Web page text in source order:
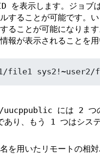
を表示します。ジョブ
することが可能です。
ることが可能になりま
報が表示されることを用
file1 sys2!~user2/
には 2 つの
あり、もう 1 つはシス
を用いたリモートの相